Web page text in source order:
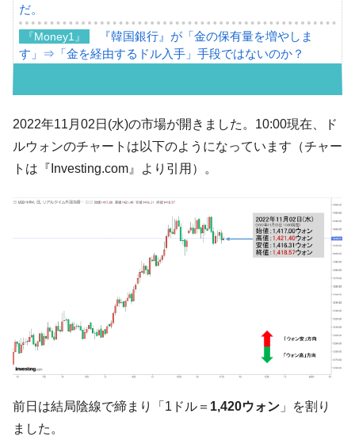
だ。
『Money1』
『韓国銀行』が「金の保有量を増やしま
す」⇒「金を経由するドル入手」手段ではないのか？
ル」まで拡大 ⇒ 海外資金の動きに強く左右される状態
『Money1』
韓国･帰ってきた李在明。李在明を支持しな
い「50.5％」に上昇
『Money1』
韓国大統領府ボンクラ政策室長が告発され
断
韓国･警察職員が「丸刈りになって抗議活
中国だけが鉄鋼輸出を異常増加させる ⇒ 中
国の過剰生産が世界を蝕む。
『Money1』
韓国製造業「半導体絶好調」のウラで他業
種は全般的「不調」⇒ PSIが示す現況は決して良くない。
【米韓激突案件】韓国消費者院が『クーパ
ン』1人当たり賠償10万ウォンを認定 ⇒ 総額3兆7,000億
『Money1』 韓国で猛暑。南東部では干ばつ
『Money1』
2022年11月02日(水)の市場が開きました。10:00現在、ド
ルウォンのチャートは以下のようになっています（チャー
トは『Investing.com』より引用）。
前日は結局陰線で締まり「1ドル＝ 1,420ウォン 」を割り
ました。